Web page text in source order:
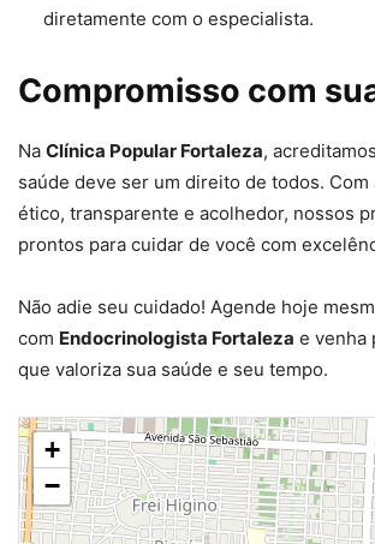
diretamente com o especialista.
Compromisso com
Na Clínica Popular Fortaleza,
saúde deve ser um direito de todos.
ético, transparente e acolhedor, nossos
prontos para cuidar de você com
Não adie seu cuidado! Agende hoje
com Endocrinologista Fortaleza e venha
que valoriza sua saúde e seu tempo.
+
−